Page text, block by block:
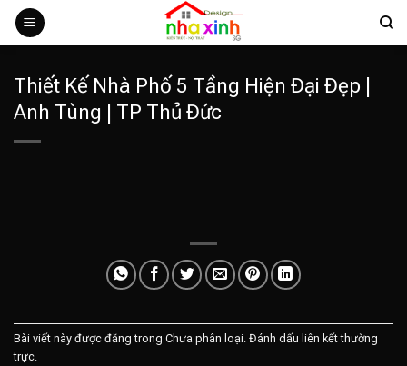
qua
dungThiết Kế Nhà Phố 5 Tầng Hiện Đại Đẹp |
Anh Tùng | TP Thủ Đức
Bài viết này được đăng trong Chưa phân loại. Đánh dấu liên kết thường
trực.